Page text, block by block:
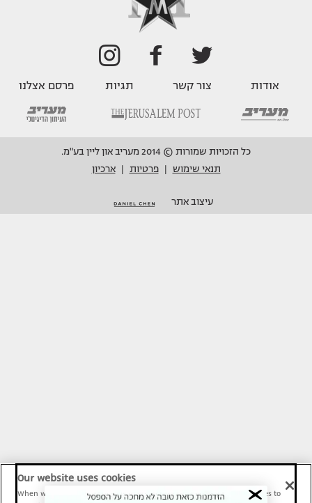
אודות צור קשר תגיות פרסם אצלנו
כל הזכויות שמורות © 2014 מעריב און ליין בע"מ.
תנאי שימוש
פרטיות ארכיון
עיצוב אתר
Our website uses cookies
When we provide Maariv, TMI and Sport1 content online, we use cookies to